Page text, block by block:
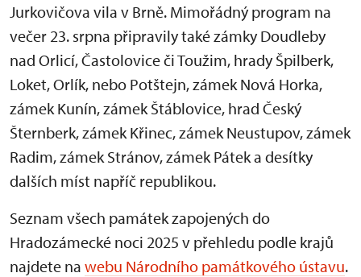
Jurkovičova vila v Brně. Mimořádný program na
večer 23. srpna připravily také zámky Doudleby
nad Orlicí, Častolovice či Toužim, hrady Špilberk,
Loket, Orlík, nebo Potštejn, zámek Nová Horka,
zámek Kunín, zámek Štáblovice, hrad Český
Šternberk, zámek Křinec, zámek Neustupov, zámek
Radim, zámek Stránov, zámek Pátek a desítky
dalších míst napříč republikou.
Seznam všech památek zapojených do
Hradozámecké noci 2025 v přehledu podle krajů
najdete na webu Národního památkového ústavu.